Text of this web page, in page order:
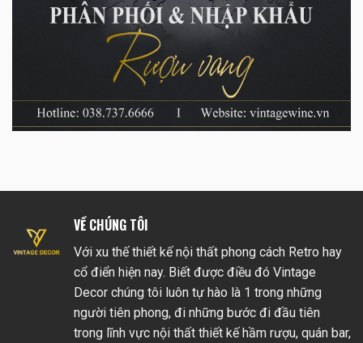
VỀ CHÚNG TÔI
Với xu thế thiết kế nội thất phong cách Retro hay
cổ điển hiện nay. Biết được điều đó Vintage
Decor chúng tôi luôn tự hào là 1 trong những
người tiên phong, đi những bước đi đầu tiên
trong lĩnh vực nội thất thiết kế hầm rượu, quán bar,